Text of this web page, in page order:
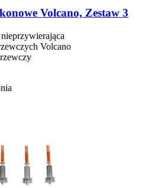
Volcano, Zestaw 3
Volcano